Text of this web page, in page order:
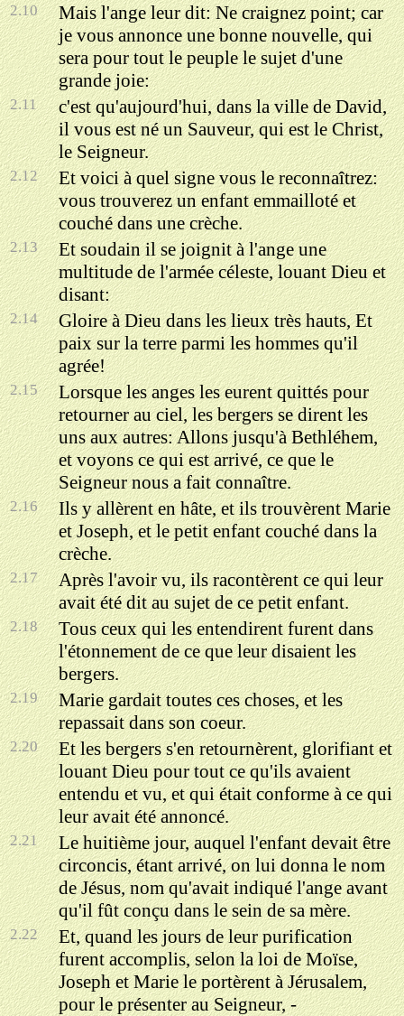
2.10
Mais l'ange leur dit: Ne craignez point; car
je vous annonce une bonne nouvelle, qui
sera pour tout le peuple le sujet d'une
grande joie:
2.11
c'est qu'aujourd'hui, dans la ville de David,
il vous est né un Sauveur, qui est le Christ,
le Seigneur.
2.12
Et voici à quel signe vous le reconnaîtrez:
vous trouverez un enfant emmailloté et
couché dans une crèche.
2.13
Et soudain il se joignit à l'ange une
multitude de l'armée céleste, louant Dieu et
disant:
2.14
Gloire à Dieu dans les lieux très hauts, Et
paix sur la terre parmi les hommes qu'il
agrée!
2.15
Lorsque les anges les eurent quittés pour
retourner au ciel, les bergers se dirent les
uns aux autres: Allons jusqu'à Bethléhem,
et voyons ce qui est arrivé, ce que le
Seigneur nous a fait connaître.
2.16
Ils y allèrent en hâte, et ils trouvèrent Marie
et Joseph, et le petit enfant couché dans la
crèche.
2.17
Après l'avoir vu, ils racontèrent ce qui leur
avait été dit au sujet de ce petit enfant.
2.18
Tous ceux qui les entendirent furent dans
l'étonnement de ce que leur disaient les
bergers.
2.19
Marie gardait toutes ces choses, et les
repassait dans son coeur.
2.20
Et les bergers s'en retournèrent, glorifiant et
louant Dieu pour tout ce qu'ils avaient
entendu et vu, et qui était conforme à ce qui
leur avait été annoncé.
2.21
Le huitième jour, auquel l'enfant devait être
circoncis, étant arrivé, on lui donna le nom
de Jésus, nom qu'avait indiqué l'ange avant
qu'il fût conçu dans le sein de sa mère.
2.22
Et, quand les jours de leur purification
furent accomplis, selon la loi de Moïse,
Joseph et Marie le portèrent à Jérusalem,
pour le présenter au Seigneur, -